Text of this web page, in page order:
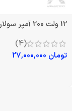
12 ولت 200 آمپر سولار صبا باتری
(4)
تومان